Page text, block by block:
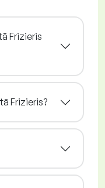
Frizieris
Frizieris?